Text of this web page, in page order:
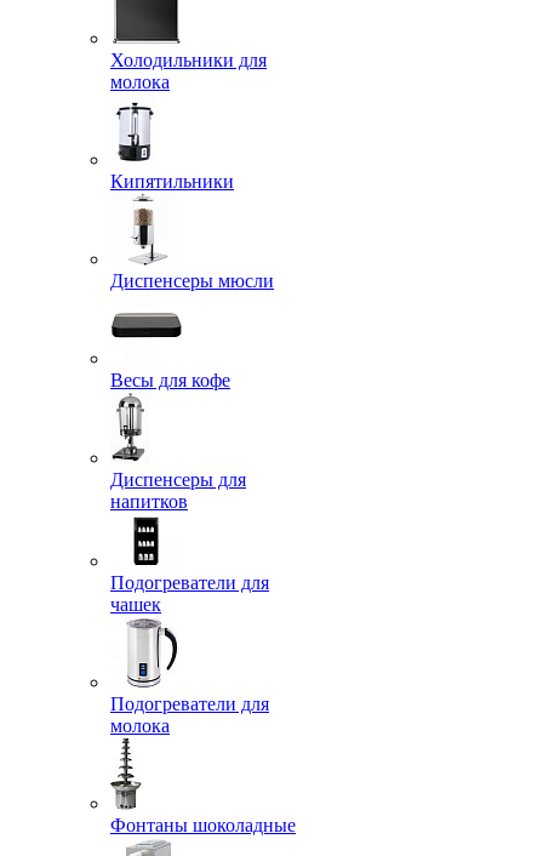
Холодильники для
молока
Кипятильники
Диспенсеры мюсли
Весы для кофе
Диспенсеры для
напитков
Подогреватели для
чашек
Подогреватели для
молока
Фонтаны шоколадные